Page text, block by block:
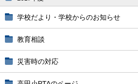
学校だより・学校からのお知らせ
教育相談
災害時の対応